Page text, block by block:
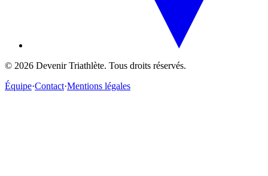
© 2026 Devenir Triathlète. Tous droits réservés.
Équipe·Contact·Mentions légales